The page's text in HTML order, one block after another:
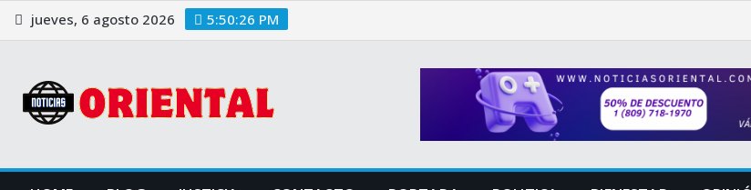
Saltar
al
jueves, 6 agosto 2026 5:50:27 PM